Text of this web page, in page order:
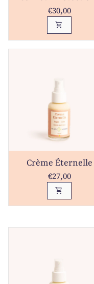
Prix normal
€30,00
shopping_cart
Crème Éternelle
Prix normal
€27,00
shopping_cart